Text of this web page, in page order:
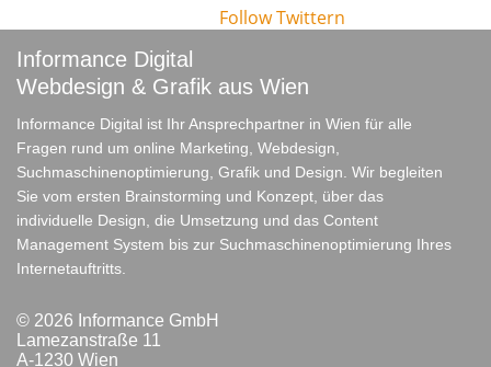
FollowTwittern
Informance Digital
Webdesign & Grafik aus Wien
Informance Digital ist Ihr Ansprechpartner in Wien für alle
Fragen rund um online Marketing, Webdesign,
Suchmaschinenoptimierung, Grafik und Design. Wir begleiten
Sie vom ersten Brainstorming und Konzept, über das
individuelle Design, die Umsetzung und das Content
Management System bis zur Suchmaschinenoptimierung Ihres
Internetauftritts.
© 2026 Informance GmbH
Lamezanstraße 11
A-1230 Wien